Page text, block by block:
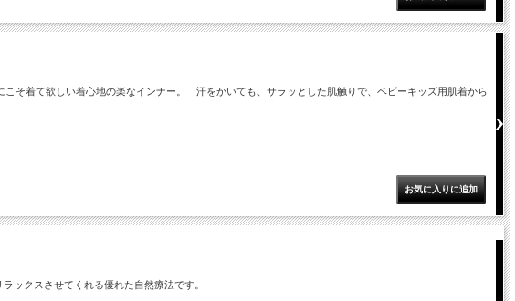
そ着て欲しい着心地の楽なインナー。 汗をかいても、サラッとした肌触りで、ベビーキッズ用肌着から
ックスさせてくれる優れた自然療法です。